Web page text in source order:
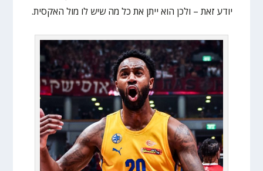
יודע זאת – ולכן הוא ייתן את כל מה שיש לו מול האקסית.